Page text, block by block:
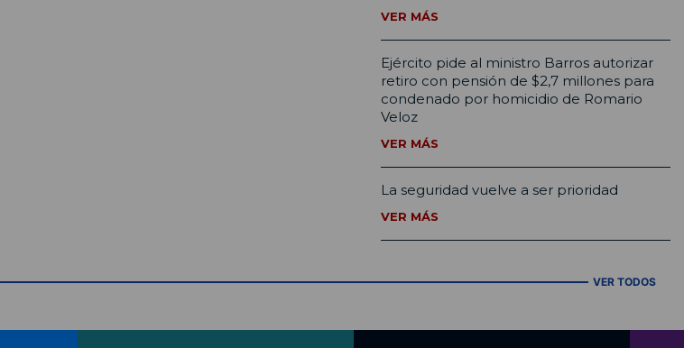
VER MÁS
Ejército pide al ministro Barros autorizar
retiro con pensión de $2,7 millones para
condenado por homicidio de Romario
Veloz
VER MÁS
La seguridad vuelve a ser prioridad
VER MÁS
VER TODOS